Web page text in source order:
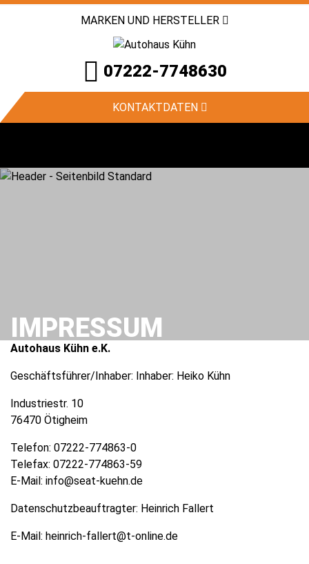
MARKEN UND HERSTELLER
07222-7748630
KONTAKTDATEN
IMPRESSUM
Autohaus Kühn e.K.
Geschäftsführer/Inhaber: Inhaber: Heiko Kühn
Industriestr. 10
76470 Ötigheim
Telefon: 07222-774863-0
Telefax: 07222-774863-59
E-Mail: info@seat-kuehn.de
Datenschutzbeauftragter: Heinrich Fallert
E-Mail: heinrich-fallert@t-online.de